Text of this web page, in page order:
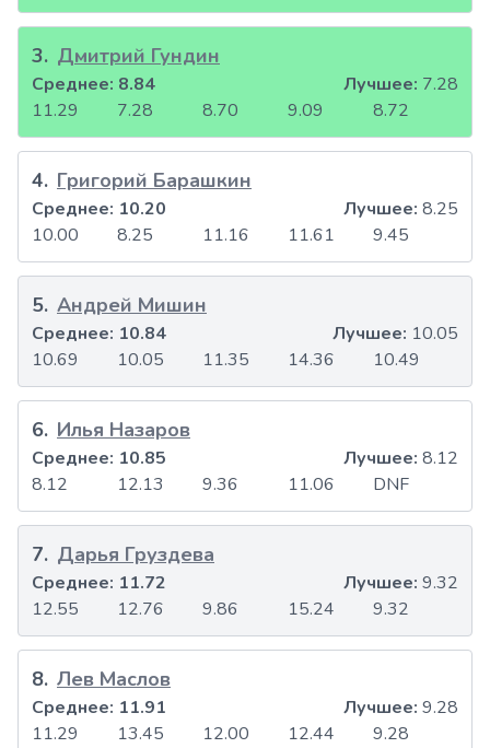
3. Дмитрий Гундин
11.29 7.28 8.70 9.09 8.72
Среднее: 8.84 Лучшее: 7.28
4. Григорий Барашкин
10.00 8.25 11.16 11.61 9.45
Среднее: 10.20 Лучшее: 8.25
5. Андрей Мишин
10.69 10.05 11.35 14.36 10.49
Среднее: 10.84 Лучшее: 10.05
6. Илья Назаров
8.12 12.13 9.36 11.06 DNF
Среднее: 10.85 Лучшее: 8.12
7. Дарья Груздева
12.55 12.76 9.86 15.24 9.32
Среднее: 11.72 Лучшее: 9.32
8. Лев Маслов
11.29 13.45 12.00 12.44 9.28
Среднее: 11.91 Лучшее: 9.28